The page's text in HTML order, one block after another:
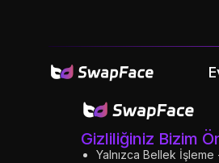
Gizliliğiniz Bizim
Yalnızca Bellek İşleme